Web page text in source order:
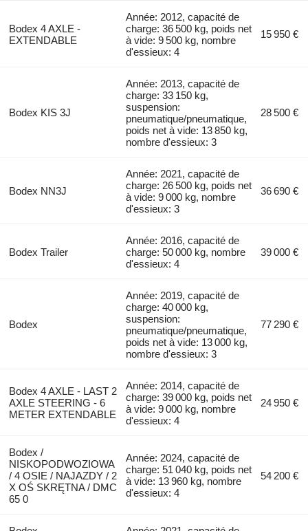
Bodex 4 AXLE -
EXTENDABLE
Année: 2012, capacité de
charge: 36 500 kg, poids net
à vide: 9 500 kg, nombre
d'essieux: 4
15 950 €
Bodex KIS 3J
Année: 2013, capacité de
charge: 33 150 kg,
suspension:
pneumatique/pneumatique,
poids net à vide: 13 850 kg,
nombre d'essieux: 3
28 500 €
Bodex NN3J
Année: 2021, capacité de
charge: 26 500 kg, poids net
à vide: 9 000 kg, nombre
d'essieux: 3
36 690 €
Bodex Trailer
Année: 2016, capacité de
charge: 50 000 kg, nombre
d'essieux: 4
39 000 €
Bodex
Année: 2019, capacité de
charge: 40 000 kg,
suspension:
pneumatique/pneumatique,
poids net à vide: 13 000 kg,
nombre d'essieux: 3
77 290 €
Bodex 4 AXLE - LAST 2
AXLE STEERING - 6
METER EXTENDABLE
Année: 2014, capacité de
charge: 39 000 kg, poids net
à vide: 9 000 kg, nombre
d'essieux: 4
24 950 €
Bodex /
NISKOPODWOZIOWA
/ 4 OSIE / NAJAZDY / 2
X OŚ SKRĘTNA / DMC
65 0
Année: 2024, capacité de
charge: 51 040 kg, poids net
à vide: 13 960 kg, nombre
d'essieux: 4
54 200 €